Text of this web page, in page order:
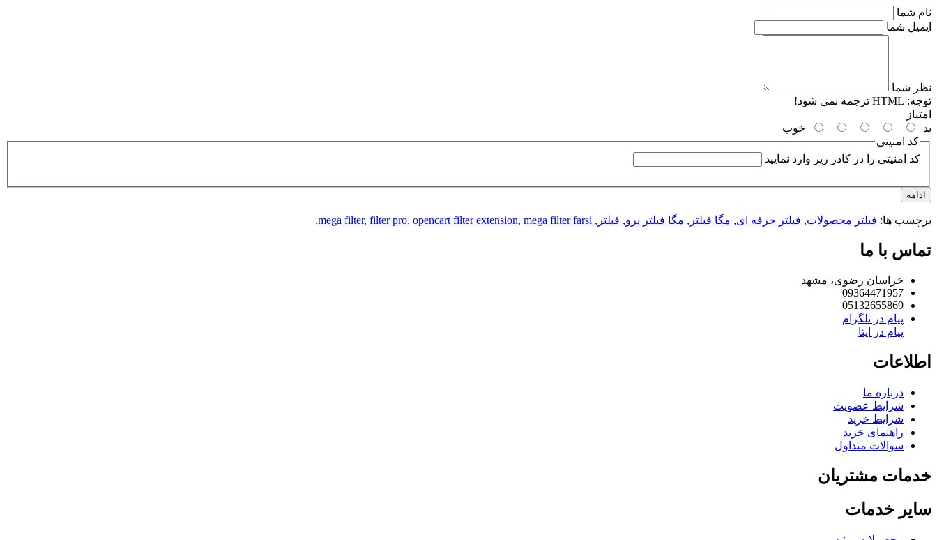
نام شما
ایمیل شما
نظر شما
توجه:
امتیاز
بد
خوب
کد امنیتی
کد امنیتی را در کادر زیر وارد نمایید
ادامه
برچسب ها: فیلتر محصولات, فیلتر حرفه ای, مگا فیلتر , مگا فیلتر پرو, فیلتر ,
mega filter, filter pro, opencart filter extension, mega filter farsi
,
تماس با ما
خراسان رضوی، مشهد
09364471957
05132655869
پیام در تلگرام
پیام در ایتا
اطلاعات
درباره ما
شرایط عضویت
شرایط خرید
راهنمای خرید
سوالات متداول
خدمات مشتریان
سایر خدمات